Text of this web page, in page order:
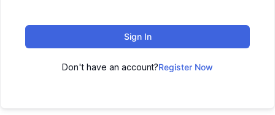
Sign In
Don't have an account?Register Now